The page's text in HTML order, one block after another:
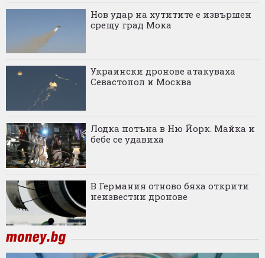
Нов удар на хутитите е извършен
срещу град Мока
Украински дронове атакуваха
Севастопол и Москва
Лодка потъна в Ню Йорк. Майка и
бебе се удавиха
В Германия отново бяха открити
неизвестни дронове